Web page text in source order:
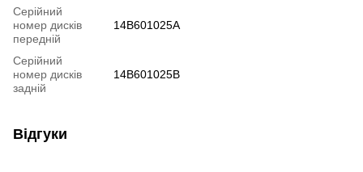
Серійний
номер дисків
передній
14B601025A
Серійний
номер дисків
задній
14B601025B
Відгуки